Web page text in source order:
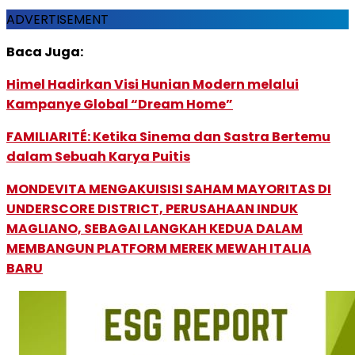
ADVERTISEMENT
Baca Juga:
Himel Hadirkan Visi Hunian Modern melalui
Kampanye Global “Dream Home”
FAMILIARITÉ: Ketika Sinema dan Sastra Bertemu
dalam Sebuah Karya Puitis
MONDEVITA MENGAKUISISI SAHAM MAYORITAS DI
UNDERSCORE DISTRICT, PERUSAHAAN INDUK
MAGLIANO, SEBAGAI LANGKAH KEDUA DALAM
MEMBANGUN PLATFORM MEREK MEWAH ITALIA
BARU